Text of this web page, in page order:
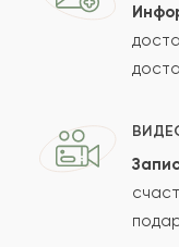
Сколько будет
Отзыв будет
Проверяем на